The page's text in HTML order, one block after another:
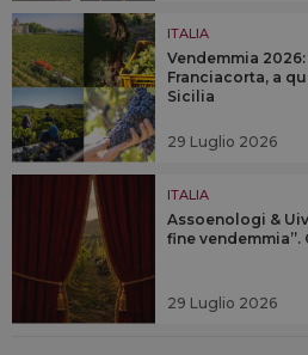
ITALIA
Vendemmia
Franciacorta, a
Sicilia
29 Luglio 2026
ITALIA
Assoenologi &
fine
29 Luglio 2026